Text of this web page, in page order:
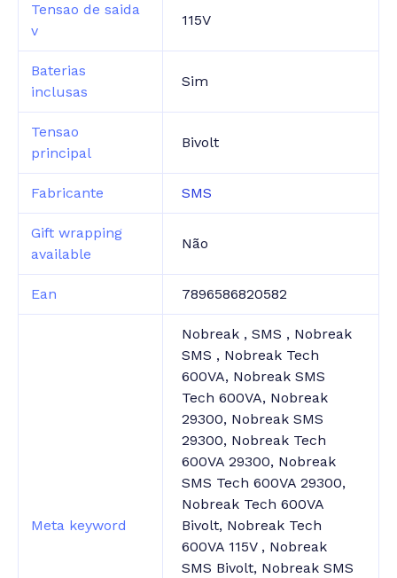
Tensao de saida
v
115V
Baterias
inclusas
Sim
Tensao
principal
Bivolt
Fabricante SMS
Gift wrapping
available
Não
Ean 7896586820582
Meta keyword
Nobreak , SMS , Nobreak
SMS , Nobreak Tech
600VA, Nobreak SMS
Tech 600VA, Nobreak
29300, Nobreak SMS
29300, Nobreak Tech
600VA 29300, Nobreak
SMS Tech 600VA 29300,
Nobreak Tech 600VA
Bivolt, Nobreak Tech
600VA 115V , Nobreak
SMS Bivolt, Nobreak SMS